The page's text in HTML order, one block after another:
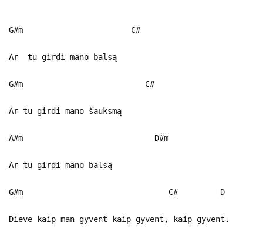
G#m C#
Ar tu girdi mano balsą
G#m C#
Ar tu girdi mano šauksmą
A#m D#m
Ar tu girdi mano balsą
G#m C# D
Dieve kaip man gyvent kaip gyvent, kaip gyvent.